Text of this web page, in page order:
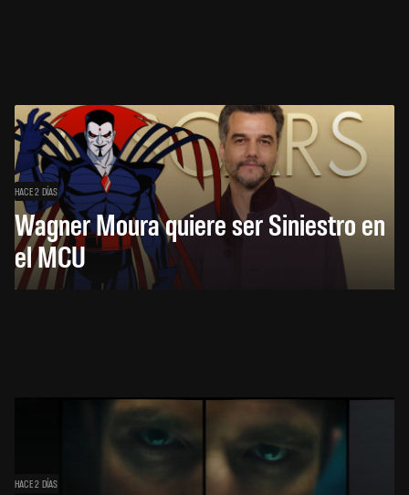
HACE 2 DÍAS
Wagner Moura quiere ser Siniestro en
el MCU
HACE 2 DÍAS